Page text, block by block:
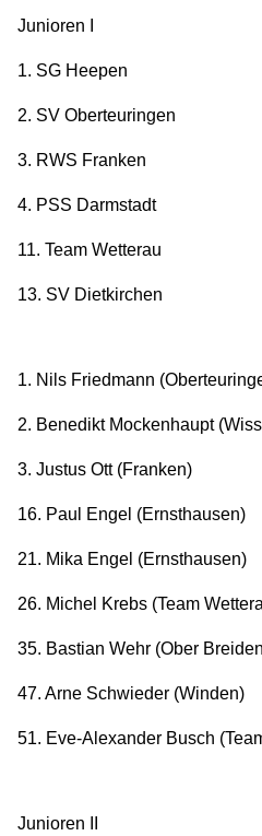
Junioren I
1. SG
2. SV
3. RWS
4. PSS
11. Team
13. SV
1. Nils Friedmann
2. Benedikt Mockenhaupt
3. Justus Ott
16. Paul Engel
21. Mika Engel
26. Michel Krebs (Team
35. Bastian Wehr (Ober
47. Arne Schwieder
51. Eve-Alexander Busch
Junioren II